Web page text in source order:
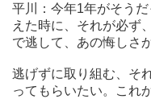
平川：今年1年がそう
えた時に、それが必ず
で逃して、あの悔しさ
逃げずに取り組む、そ
ってもらいたい。これ